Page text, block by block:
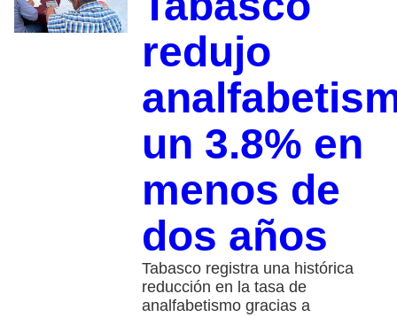
redujo
un 3.8% en
menos de
dos años
Tabasco registra una histórica
reducción en la tasa de
analfabetismo gracias a